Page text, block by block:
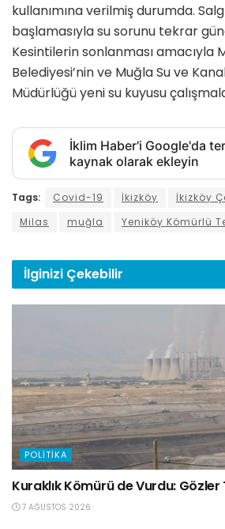
kullanımına verilmiş durumda.
başlamasıyla su sorunu tekrar
Kesintilerin sonlanması amacıyla
Belediyesi’nin ve Muğla Su ve
Müdürlüğü yeni su kuyusu
İklim Haber'i Google'da
kaynak olarak ekleyin
Tags: Covid-19 İkizköy
İkizköy
Milas
muğla Yeniköy Kömürlü
İlginizi Çekebilir
POLITIKA
Kuraklık Kömürü de Vurdu:
7 AĞUSTOS 2026